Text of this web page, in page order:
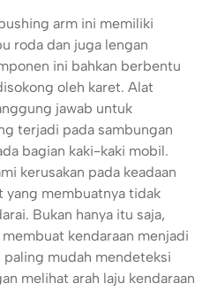
arm ini memiliki
roda dan juga lengan
ini bahkan berbentu
oleh karet. Alat
jawab untuk
terjadi pada sambungan
bagian kaki-kaki mobil.
kerusakan pada keadaan
yang membuatnya tidak
Bukan hanya itu saja,
kendaraan menjadi
paling mudah mendeteksi
melihat arah laju kendaraan